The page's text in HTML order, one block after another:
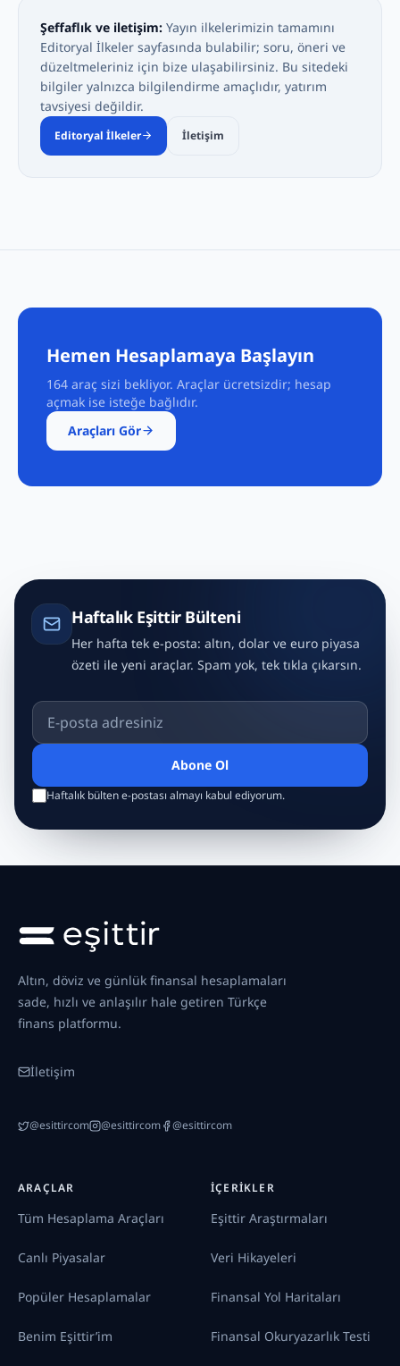
Şeffaflık ve iletişim: Yayın ilkelerimizin tamamını
Editoryal İlkeler sayfasında bulabilir; soru, öneri ve
düzeltmeleriniz için bize ulaşabilirsiniz. Bu sitedeki
bilgiler yalnızca bilgilendirme amaçlıdır, yatırım
tavsiyesi değildir.
Editoryal İlkeler İletişim
Hemen Hesaplamaya Başlayın
164 araç sizi bekliyor. Araçlar ücretsizdir; hesap
açmak ise isteğe bağlıdır.
Araçları Gör
Haftalık Eşittir Bülteni
Her hafta tek e-posta: altın, dolar ve euro piyasa
özeti ile yeni araçlar. Spam yok, tek tıkla çıkarsın.
E-posta adresiniz
Abone Ol
Haftalık bülten e-postası almayı kabul ediyorum.
Altın, döviz ve günlük finansal hesaplamaları
sade, hızlı ve anlaşılır hale getiren Türkçe
finans platformu.
İletişim
@esittircom @esittircom @esittircom
ARAÇLAR
Tüm Hesaplama Araçları
Canlı Piyasalar
Popüler Hesaplamalar
Benim Eşittir’im
İÇERIKLER
Eşittir Araştırmaları
Veri Hikayeleri
Finansal Yol Haritaları
Finansal Okuryazarlık Testi